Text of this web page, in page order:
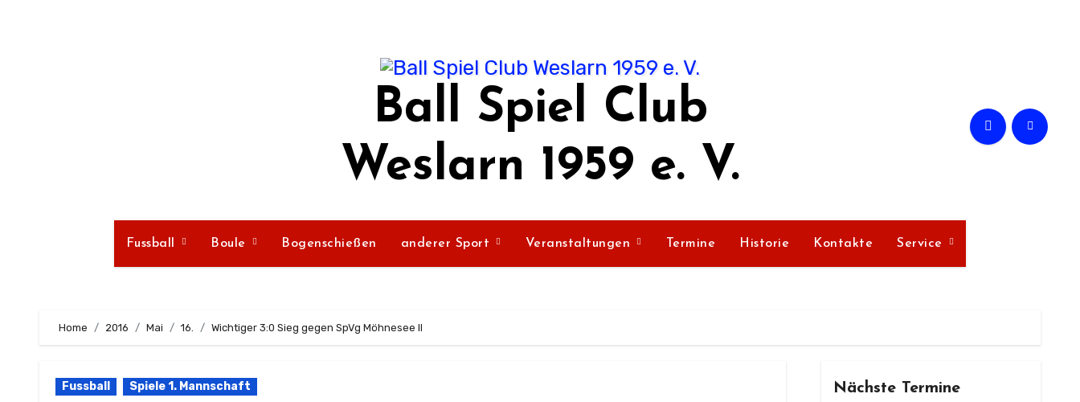
Ball Spiel Club
Weslarn 1959 e. V.
Fussball Boule Bogenschießen anderer Sport Veranstaltungen Termine Historie Kontakte Service
Home 2016 Mai 16. Wichtiger 3:0 Sieg gegen SpVg Möhnesee II
Fussball Spiele 1. Mannschaft Nächste Termine